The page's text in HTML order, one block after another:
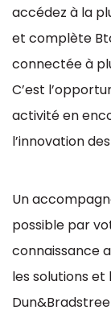
accédez à la
et complète
connectée à
C’est
activité en
l’innovation
Un
possible par
connaissance
les solutions et